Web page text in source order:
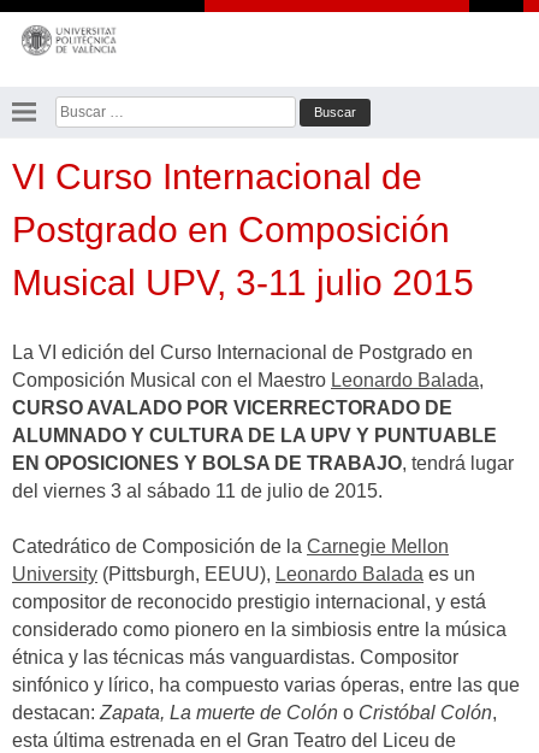
Saltar
contenido
Buscar:
VI Curso Internacional de
Postgrado en Composición
Musical UPV, 3-11 julio 2015
La VI edición del Curso Internacional de Postgrado en
Composición Musical con el Maestro Leonardo Balada,
CURSO AVALADO POR VICERRECTORADO DE
ALUMNADO Y CULTURA DE LA UPV Y PUNTUABLE
EN OPOSICIONES Y BOLSA DE TRABAJO, tendrá lugar
del viernes 3 al sábado 11 de julio de 2015.
Catedrático de Composición de la Carnegie Mellon
University (Pittsburgh, EEUU), Leonardo Balada es un
compositor de reconocido prestigio internacional, y está
considerado como pionero en la simbiosis entre la música
étnica y las técnicas más vanguardistas. Compositor
sinfónico y lírico, ha compuesto varias óperas, entre las que
destacan: Zapata, La muerte de Colón o Cristóbal Colón,
esta última estrenada en el Gran Teatro del Liceu de